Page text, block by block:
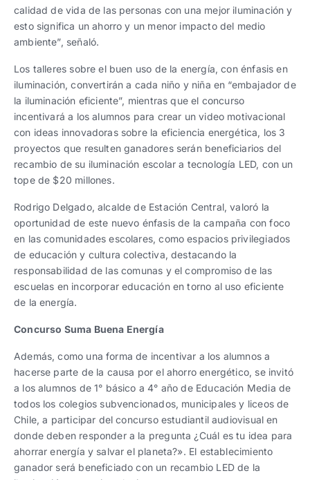
calidad de vida de las personas con una mejor iluminación y
esto significa un ahorro y un menor impacto del medio
ambiente”, señaló.
Los talleres sobre el buen uso de la energía, con énfasis en
iluminación, convertirán a cada niño y niña en “embajador de
la iluminación eficiente”, mientras que el concurso
incentivará a los alumnos para crear un video motivacional
con ideas innovadoras sobre la eficiencia energética, los 3
proyectos que resulten ganadores serán beneficiarios del
recambio de su iluminación escolar a tecnología LED, con un
tope de $20 millones.
Rodrigo Delgado, alcalde de Estación Central, valoró la
oportunidad de este nuevo énfasis de la campaña con foco
en las comunidades escolares, como espacios privilegiados
de educación y cultura colectiva, destacando la
responsabilidad de las comunas y el compromiso de las
escuelas en incorporar educación en torno al uso eficiente
de la energía.
Concurso Suma Buena Energía
Además, como una forma de incentivar a los alumnos a
hacerse parte de la causa por el ahorro energético, se invitó
a los alumnos de 1° básico a 4° año de Educación Media de
todos los colegios subvencionados, municipales y liceos de
Chile, a participar del concurso estudiantil audiovisual en
donde deben responder a la pregunta ¿Cuál es tu idea para
ahorrar energía y salvar el planeta?». El establecimiento
ganador será beneficiado con un recambio LED de la